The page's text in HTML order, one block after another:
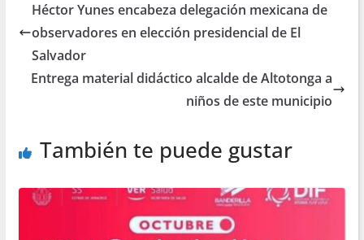
Héctor Yunes encabeza delegación mexicana de
observadores en elección presidencial de El
Salvador
Entrega material didáctico alcalde de Altotonga a
niños de este municipio
También te puede gustar